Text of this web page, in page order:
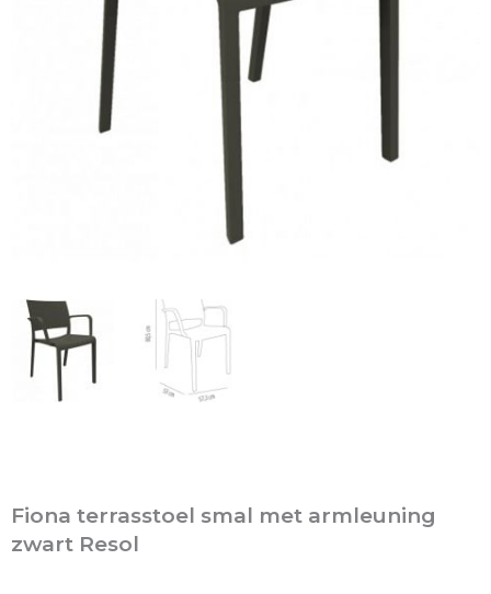
Fiona terrasstoel smal met armleuning
zwart Resol